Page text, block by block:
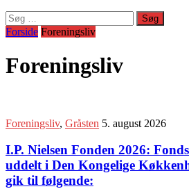
Søg
efter:
Forside Foreningsliv
Foreningsliv
Foreningsliv, Gråsten 5. august 2026
I.P. Nielsen Fonden 2026:
uddelt i Den Kongelige
gik til følgende: